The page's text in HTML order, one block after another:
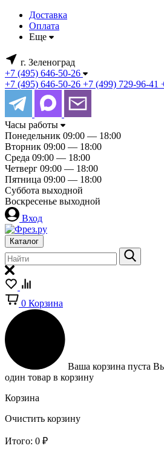
Доставка
Оплата
Еще
г. Зеленоград
+7 (495) 646-50-26
+7 (495) 646-50-26 +7 (499) 729-96-41
Часы работы
Понедельник 09:00 — 18:00
Вторник 09:00 — 18:00
Среда 09:00 — 18:00
Четверг 09:00 — 18:00
Пятница 09:00 — 18:00
Суббота выходной
Воскресенье выходной
Вход
Каталог
0 Корзина
Ваша корзина пуста
один товар в корзину
Корзина
Очистить корзину
Итого: 0 ₽